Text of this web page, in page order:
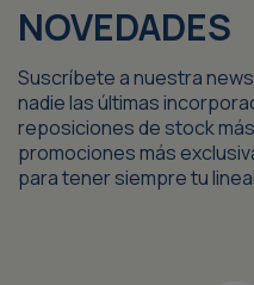
NOVEDADES
Suscríbete a nuestra
nadie las últimas
reposiciones de stock
promociones más
para tener siempre tu